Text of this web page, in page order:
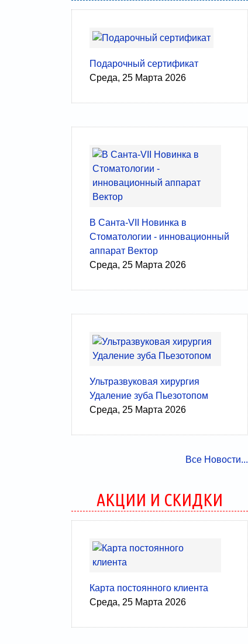
Подарочный сертификат
Среда, 25 Марта 2026
В Санта-VII Новинка в
Стоматологии - инновационный
аппарат Вектор
Среда, 25 Марта 2026
Ультразвуковая хирургия
Удаление зуба Пьезотопом
Среда, 25 Марта 2026
Все Новости...
АКЦИИ И СКИДКИ
Карта постоянного клиента
Среда, 25 Марта 2026